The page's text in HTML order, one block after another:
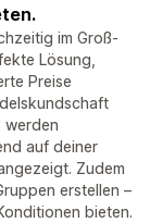
im Groß-
Lösung,
Preise
werden
auf deiner
Zudem
erstellen –
bieten.